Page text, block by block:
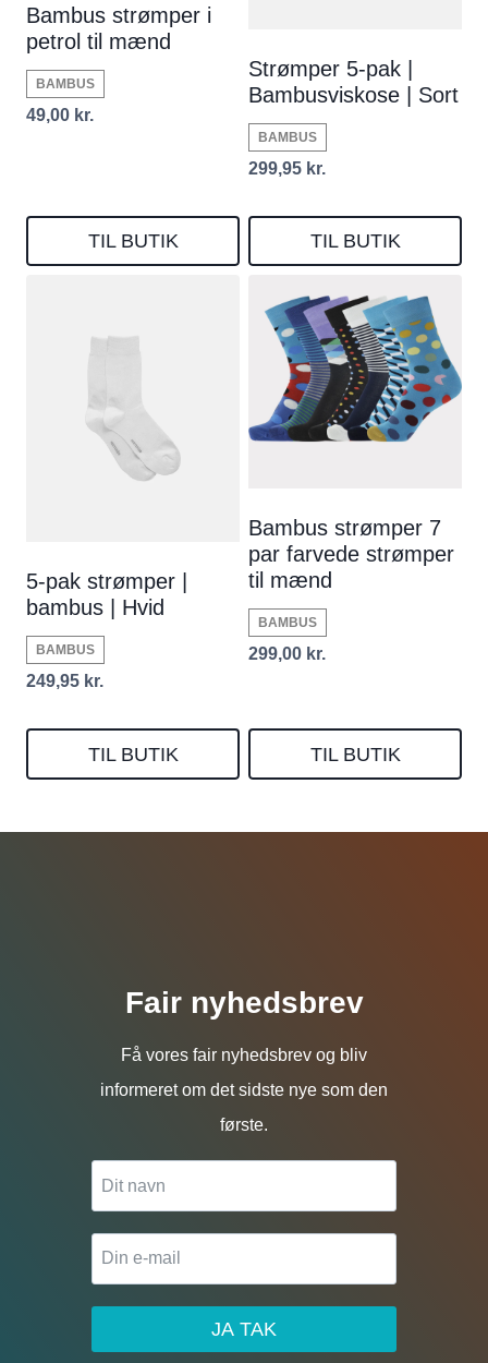
Bambus strømper i
petrol til mænd
BAMBUS
49,00 kr.
TIL BUTIK
Strømper 5-pak |
Bambusviskose | Sort
BAMBUS
299,95 kr.
TIL BUTIK
5-pak strømper |
bambus | Hvid
BAMBUS
249,95 kr.
TIL BUTIK
Bambus strømper 7
par farvede strømper
til mænd
BAMBUS
299,00 kr.
TIL BUTIK
Fair nyhedsbrev
Få vores fair nyhedsbrev og bliv
informeret om det sidste nye som den
første.
JA TAK